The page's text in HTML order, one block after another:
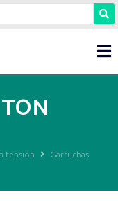
tensión
Garruchas